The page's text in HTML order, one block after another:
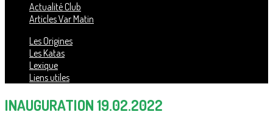
Actualité Club
Articles Var Matin
Les Origines
Les Katas
Lexique
Liens utiles
INAUGURATION 19.02.2022